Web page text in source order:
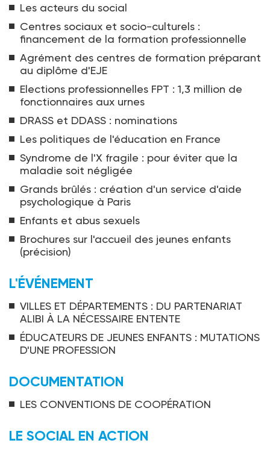
Les acteurs du social
Centres sociaux et socio-culturels :
financement de la formation professionnelle
Agrément des centres de formation préparant
au diplôme d'EJE
Elections professionnelles FPT : 1,3 million de
fonctionnaires aux urnes
DRASS et DDASS : nominations
Les politiques de l'éducation en France
Syndrome de l'X fragile : pour éviter que la
maladie soit négligée
Grands brûlés : création d'un service d'aide
psychologique à Paris
Enfants et abus sexuels
Brochures sur l'accueil des jeunes enfants
(précision)
L'ÉVÉNEMENT
VILLES ET DÉPARTEMENTS : DU PARTENARIAT
ALIBI À LA NÉCESSAIRE ENTENTE
ÉDUCATEURS DE JEUNES ENFANTS : MUTATIONS
D'UNE PROFESSION
DOCUMENTATION
LES CONVENTIONS DE COOPÉRATION
LE SOCIAL EN ACTION